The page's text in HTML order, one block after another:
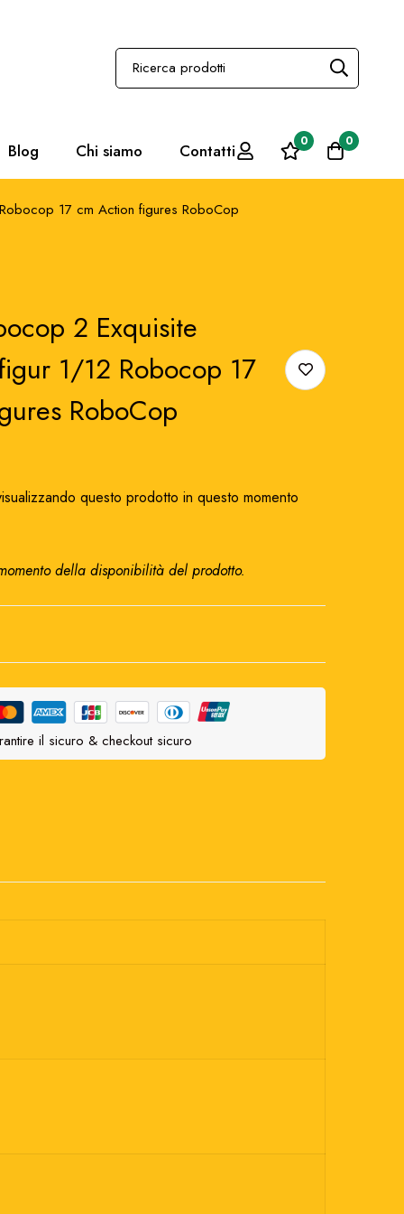
Blog Chi siamo Contatti 0 0
17 cm Action figures RoboCop
2 Exquisite
1/12 Robocop 17
RoboCop
questo prodotto in questo momento
della disponibilità del prodotto.
il sicuro & checkout sicuro